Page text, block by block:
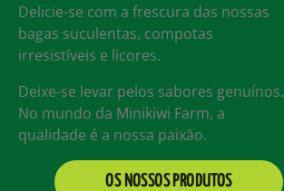
Delicie-se com a frescura das nossas
bagas suculentas, compotas
irresistíveis e licores.
Deixe-se levar pelos sabores genuínos.
No mundo da Minikiwi Farm, a
qualidade é a nossa paixão.
OS NOSSOS PRODUTOS